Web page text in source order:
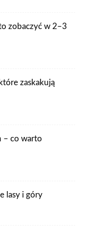
zobaczyć w 2–3
zaskakują
– co warto
lasy i góry